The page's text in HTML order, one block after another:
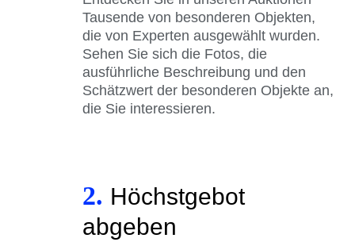
Tausende von besonderen Objekten,
die von Experten ausgewählt wurden.
Sehen Sie sich die Fotos, die
ausführliche Beschreibung und den
Schätzwert der besonderen Objekte an,
die Sie interessieren.
2. Höchstgebot
abgeben